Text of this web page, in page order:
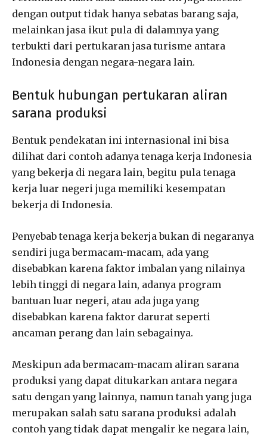
dengan output tidak hanya sebatas barang saja,
melainkan jasa ikut pula di dalamnya yang
terbukti dari pertukaran jasa turisme antara
Indonesia dengan negara-negara lain.
Bentuk hubungan pertukaran aliran
sarana produksi
Bentuk pendekatan ini internasional ini bisa
dilihat dari contoh adanya tenaga kerja Indonesia
yang bekerja di negara lain, begitu pula tenaga
kerja luar negeri juga memiliki kesempatan
bekerja di Indonesia.
Penyebab tenaga kerja bekerja bukan di negaranya
sendiri juga bermacam-macam, ada yang
disebabkan karena faktor imbalan yang nilainya
lebih tinggi di negara lain, adanya program
bantuan luar negeri, atau ada juga yang
disebabkan karena faktor darurat seperti
ancaman perang dan lain sebagainya.
Meskipun ada bermacam-macam aliran sarana
produksi yang dapat ditukarkan antara negara
satu dengan yang lainnya, namun tanah yang juga
merupakan salah satu sarana produksi adalah
contoh yang tidak dapat mengalir ke negara lain,